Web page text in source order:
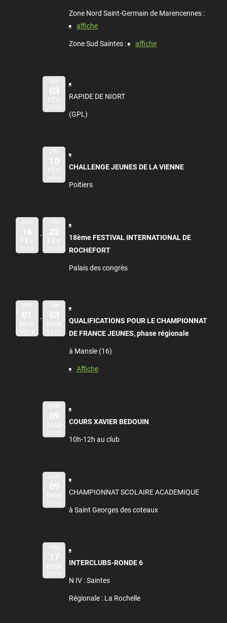
Zone Nord Saint-Germain de Marencennes :
affiche
Zone Sud Saintes : affiche
DIM
03
FÉV
2019
RAPIDE DE NIORT
(GPL)
DIM
10
FÉV
2019
CHALLENGE JEUNES DE LA VIENNE
Poitiers
SAM
16
FÉV
2019
VEN
22
FÉV
2019
18ème FESTIVAL INTERNATIONAL DE
ROCHEFORT
Palais des congrès
VEN
01
MAR
2019
DIM
03
MAR
2019
QUALIFICATIONS POUR LE CHAMPIONNAT
DE FRANCE JEUNES, phase régionale
à Mansle (16)
Affiche
SAM
09
MAR
2019
COURS XAVIER BEDOUIN
10h-12h au club
SAM
09
MAR
2019
CHAMPIONNAT SCOLAIRE ACADEMIQUE
à Saint Georges des coteaux
DIM
17
MAR
2019
INTERCLUBS-RONDE 6
N IV : Saintes
Régionale : La Rochelle